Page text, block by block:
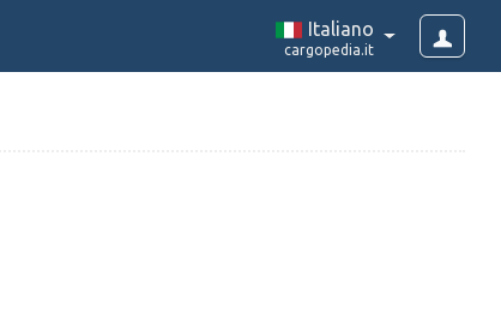
Italiano
cargopedia.it